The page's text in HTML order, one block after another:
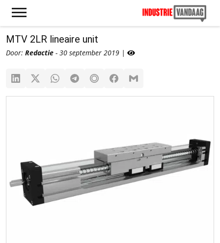
MTV 2LR lineaire unit
Door: Redactie - 30 september 2019 |